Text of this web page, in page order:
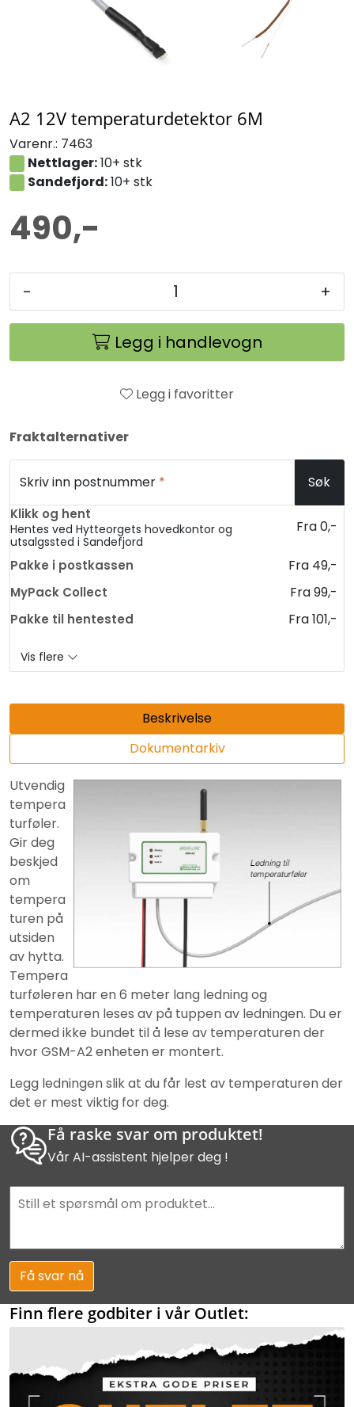
A2 12V temperaturdetektor 6M
Varenr.: 7463
Nettlager:10+ stk
Sandefjord:10+ stk
490,-
- +
Legg i handlevogn
Legg i favoritter
Fraktalternativer
Skriv inn postnummer * Søk
Klikk og hent
Hentes ved Hytteorgets hovedkontor og
utsalgssted i Sandefjord
Fra 0,-
Pakke i postkassen Fra 49,-
MyPack Collect Fra 99,-
Pakke til hentested Fra 101,-
Vis flere
Beskrivelse
Dokumentarkiv
Utvendig
tempera
turføler.
Gir deg
beskjed
om
tempera
turen på
utsiden
av hytta.
Tempera
turføleren har en 6 meter lang ledning og
temperaturen leses av på tuppen av ledningen. Du er
dermed ikke bundet til å lese av temperaturen der
hvor GSM-A2 enheten er montert.
Legg ledningen slik at du får lest av temperaturen der
det er mest viktig for deg.
Få raske svar om produktet!
Vår AI-assistent hjelper deg !
Få svar nå
Finn flere godbiter i vår Outlet: